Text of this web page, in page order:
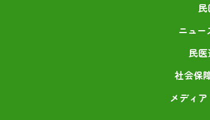
ニュー
民
社会保
メディ